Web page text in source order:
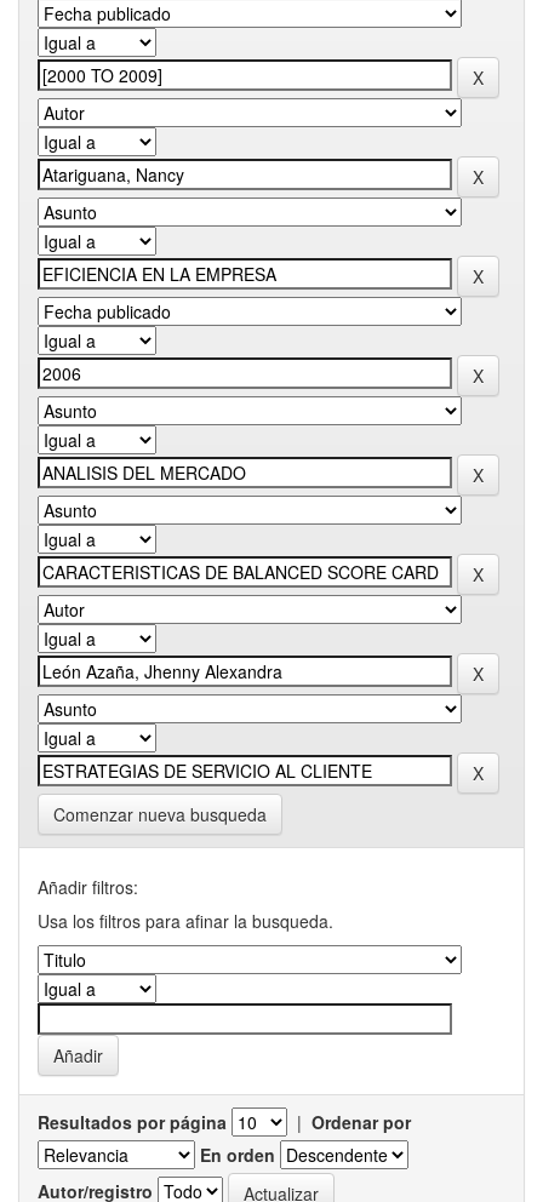
Comenzar nueva busqueda
Añadir filtros:
Usa los filtros para afinar la busqueda.
Resultados por página | Ordenar por
En orden
Autor/registro